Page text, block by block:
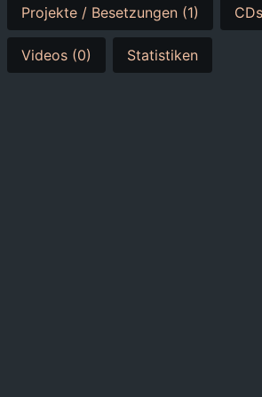
Projekte / Besetzungen (1)
Videos (0) Statistiken